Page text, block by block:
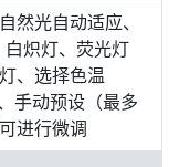
然光自动适应、
炽灯、荧光灯
、选择色温
手动预设（最多
进行微调